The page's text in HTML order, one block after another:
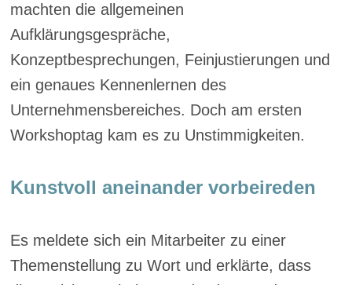
machten die allgemeinen
Aufklärungsgespräche,
Konzeptbesprechungen, Feinjustierungen und
ein genaues Kennenlernen des
Unternehmensbereiches. Doch am ersten
Workshoptag kam es zu Unstimmigkeiten.
Kunstvoll aneinander vorbeireden
Es meldete sich ein Mitarbeiter zu einer
Themenstellung zu Wort und erklärte, dass